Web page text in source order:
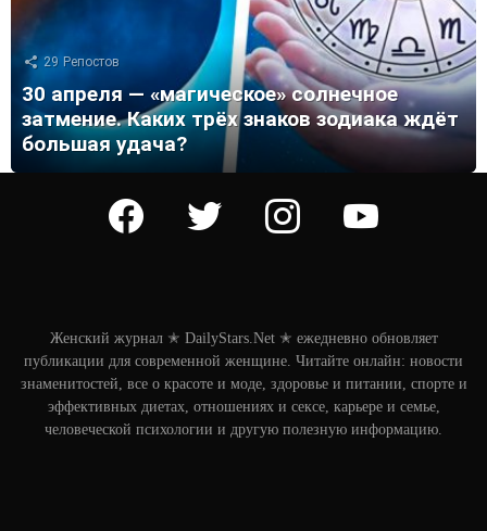
29 Репостов
30 апреля — «магическое» солнечное
затмение. Каких трёх знаков зодиака ждёт
большая удача?
facebook twitter instagram youtube
Женский журнал ✭ DailyStars.Net ✭ ежедневно обновляет
публикации для современной женщине. Читайте онлайн: новости
знаменитостей, все о красоте и моде, здоровье и питании, спорте и
эффективных диетах, отношениях и сексе, карьере и семье,
человеческой психологии и другую полезную информацию.